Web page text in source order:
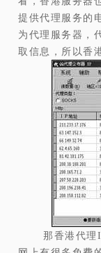
提供代理服务的
为代理服务器，
取信息，所以香
那香港代理